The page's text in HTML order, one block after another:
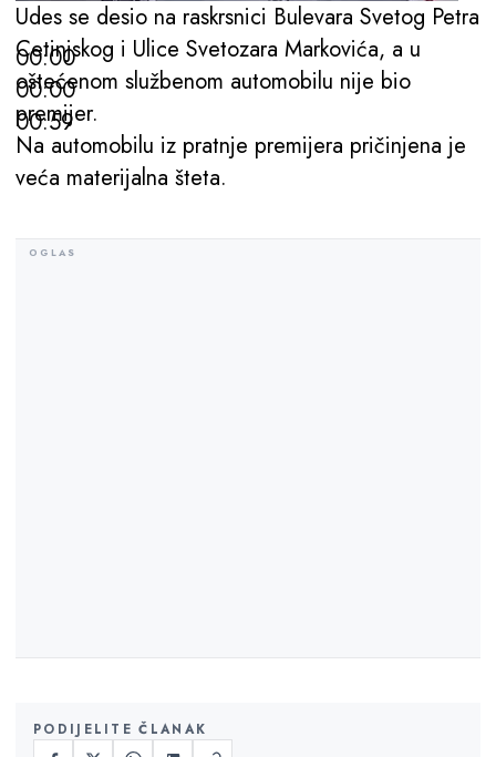
00:00
00:00
00:59
Udes se desio na raskrsnici Bulevara Svetog Petra
Cetinjskog i Ulice Svetozara Markovića, a u
oštećenom službenom automobilu nije bio
premijer.
Na automobilu iz pratnje premijera pričinjena je
veća materijalna šteta.
PODIJELITE ČLANAK